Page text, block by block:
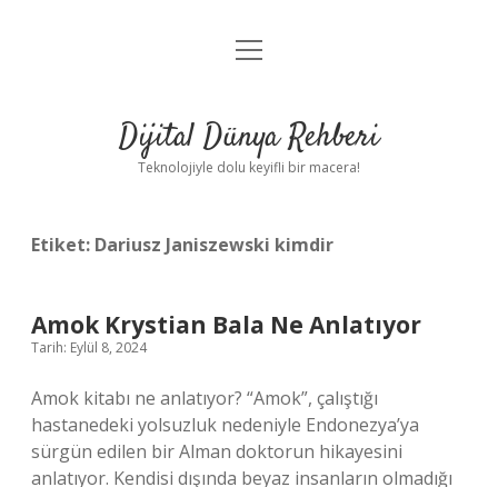
Anasayfa
Yasal Uyarı
menüyü
Dijital Dünya Rehberi
Teknolojiyle dolu keyifli bir macera!
Etiket: Dariusz Janiszewski kimdir
Amok Krystian Bala Ne Anlatıyor
Tarih: Eylül 8, 2024
Amok kitabı ne anlatıyor? “Amok”, çalıştığı
hastanedeki yolsuzluk nedeniyle Endonezya’ya
sürgün edilen bir Alman doktorun hikayesini
anlatıyor. Kendisi dışında beyaz insanların olmadığı